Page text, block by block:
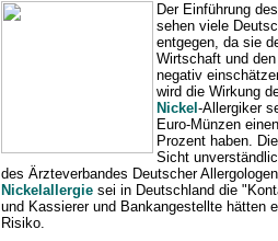
Der Einführung
sehen viele
entgegen, da sie
Wirtschaft und
negativ
wird die Wirkung
Nickel -Allergiker
Euro-Münzen
Prozent haben.
Sicht
des Ärzteverbandes Deutscher
Nickelallergiesei in Deutschland die
und Kassierer und Bankangestellte hätten
Risiko.